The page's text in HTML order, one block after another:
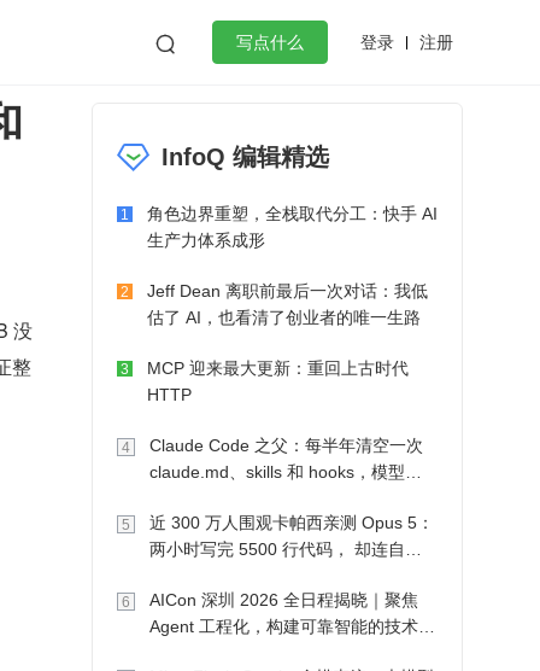
 写点什么 登录 注册
作
微服务架构 flutter
没
整
InfoQ 编辑精选
1
角色边界重塑，全栈取代分工：快手 AI
生产力体系成形
2
Jeff Dean 离职前最后一次对话：我低
估了 AI，也看清了创业者的唯一生路
3
MCP 迎来最大更新：重回上古时代
HTTP
4
Claude Code 之父：每半年清空一次
claude.md、skills 和 hooks，模型自
5
近 300 万人围观卡帕西亲测 Opus 5：
两小时写完 5500 行代码， 却连自己
6
AICon 深圳 2026 全日程揭晓｜聚焦
Agent 工程化，构建可靠智能的技术路